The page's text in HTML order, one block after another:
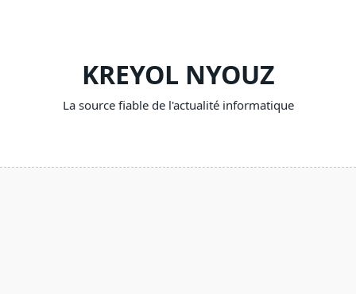
KREYOL NYOUZ
La source fiable de l'actualité informatique